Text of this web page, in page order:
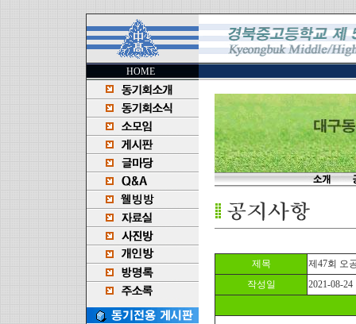
HOME
제목
제47회 오
작성일
2021-08-24